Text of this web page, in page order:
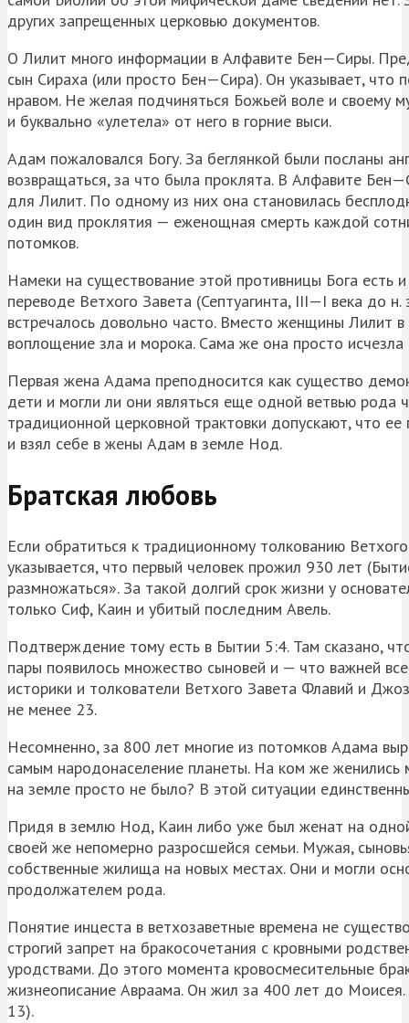
других запрещенных церковью документов.
О Лилит много информации в Алфавите Бен—Сиры.
сын Сираха (или просто Бен—Сира). Он указывает, что
нравом. Не желая подчиняться Божьей воле и своему
и буквально «улетела» от него в горние выси.
Адам пожаловался Богу. За беглянкой были посланы
возвращаться, за что была проклята. В Алфавите Бен—
для Лилит. По одному из них она становилась
один вид проклятия — еженощная смерть каждой
потомков.
Намеки на существование этой противницы Бога есть
переводе Ветхого Завета (Септуагинта, III—I века до н.
встречалось довольно часто. Вместо женщины Лилит в
воплощение зла и морока. Сама же она просто исчезла
Первая жена Адама преподносится как существо
дети и могли ли они являться еще одной ветвью рода
традиционной церковной трактовки допускают, что
и взял себе в жены Адам в земле Нод.
Братская любовь
Если обратиться к традиционному толкованию
указывается, что первый человек прожил 930 лет
размножаться». За такой долгий срок жизни у
только Сиф, Каин и убитый последним Авель.
Подтверждение тому есть в Бытии 5:4. Там сказано,
пары появилось множество сыновей и — что важней
историки и толкователи Ветхого Завета Флавий и
не менее 23.
Несомненно, за 800 лет многие из потомков Адама
самым народонаселение планеты. На ком же
на земле просто не было? В этой ситуации
Придя в землю Нод, Каин либо уже был женат на
своей же непомерно разросшейся семьи. Мужая,
собственные жилища на новых местах. Они и могли
продолжателем рода.
Понятие инцеста в ветхозаветные времена не
строгий запрет на бракосочетания с кровными
уродствами. До этого момента кровосмесительные
жизнеописание Авраама. Он жил за 400 лет до Моисея.
13).